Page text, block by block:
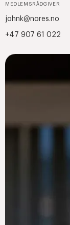
MEDLEMSRÅDGIVER
johnk@nores.no
+47 907 61 022